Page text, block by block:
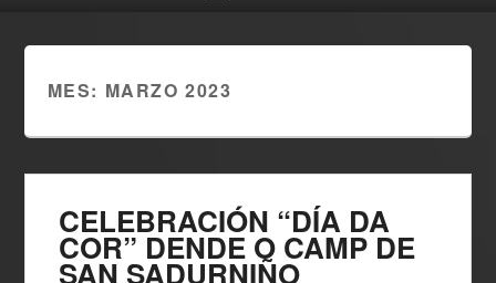
MES: MARZO 2023
CELEBRACIÓN “DÍA DA
COR” DENDE O CAMP DE
SAN SADURNIÑO